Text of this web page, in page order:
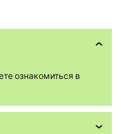
ознакомиться в